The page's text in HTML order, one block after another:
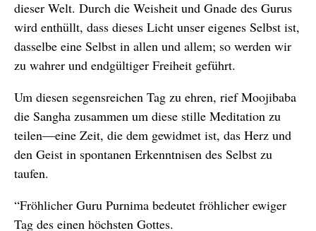
dieser Welt. Durch die Weisheit und Gnade des Gurus
wird enthüllt, dass dieses Licht unser eigenes Selbst ist,
dasselbe eine Selbst in allen und allem; so werden wir
zu wahrer und endgültiger Freiheit geführt.
Um diesen segensreichen Tag zu ehren, rief Moojibaba
die Sangha zusammen um diese stille Meditation zu
teilen—eine Zeit, die dem gewidmet ist, das Herz und
den Geist in spontanen Erkenntnisen des Selbst zu
taufen.
“Fröhlicher Guru Purnima bedeutet fröhlicher ewiger
Tag des einen höchsten Gottes.